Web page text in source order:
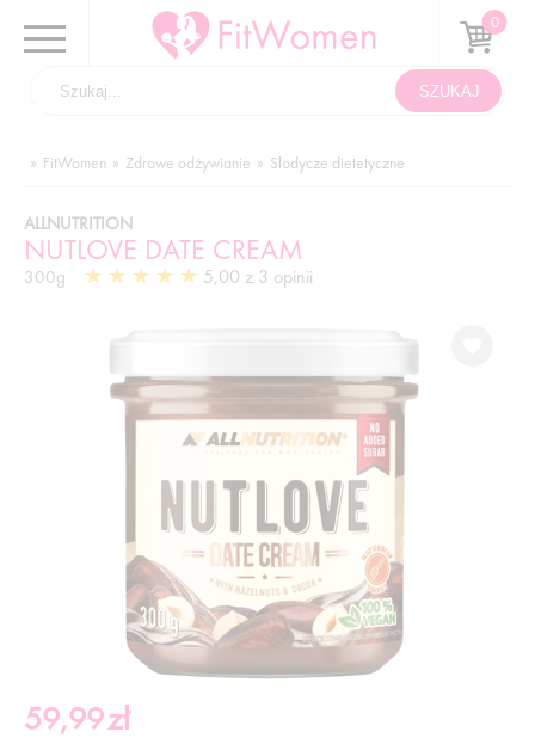
FitWomen Zdrowe odżywianie Słodycze dietetyczne
NUTLOVE DATE CREAM
ALLNUTRITION
300g 5,00 z 3 opinii
59,99zł